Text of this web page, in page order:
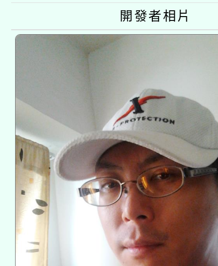
開 智慧啟航」開發者相片